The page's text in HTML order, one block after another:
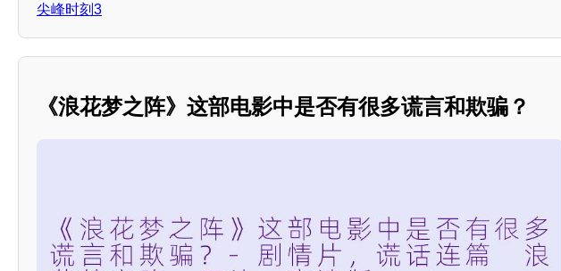
尖峰时刻3
《浪花梦之阵》这部电影中是否有很多谎言和欺骗？